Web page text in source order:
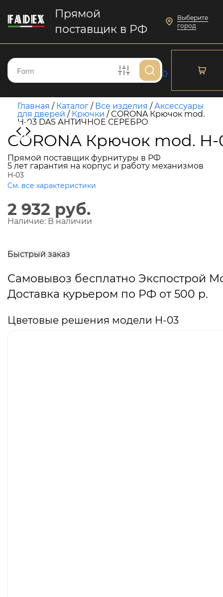
Прямой
поставщик в РФ
Выберите
город
0
Главная / Каталог / Все изделия /Аксессуары
для дверей / Крючки /CORONA Крючок mod.
H-03 DAS АНТИЧНОЕ СЕРЕБРО
CORONA Крючок mod.
Прямой поставщик фурнитуры в РФ
5 лет гарантия на корпус и работу механизмов
H-03
См. все характеристики
2 932 руб.
Наличие: В наличии
Быстрый заказ
Самовывоз бесплатно Экспострой
Доставка курьером по РФ от 500 р.
Цветовые решения модели H-03